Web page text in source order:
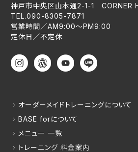
神戸市中央区山本通2-1-1 CORNER
TEL.090-8305-7871
営業時間／AM9:00〜PM9:00
定休日／不定休
オーダーメイドトレーニングについて
BASE forについて
メニュー 一覧
トレーニング 料金案内